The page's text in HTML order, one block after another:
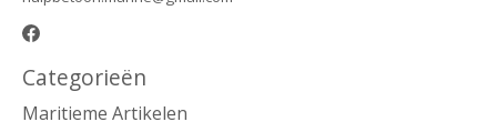
Categorieën
Maritieme Artikelen